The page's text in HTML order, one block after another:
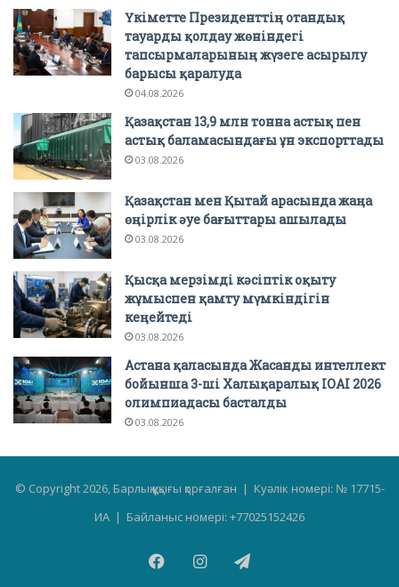
Үкіметте Президенттің отандық
тауарды қолдау жөніндегі
тапсырмаларының жүзеге асырылу
барысы қаралуда
04.08.2026
Қазақстан 13,9 млн тонна астық пен
астық баламасындағы ұн экспорттады
03.08.2026
Қазақстан мен Қытай арасында жаңа
өңірлік әуе бағыттары ашылады
03.08.2026
Қысқа мерзімді кәсіптік оқыту
жұмыспен қамту мүмкіндігін
кеңейтеді
03.08.2026
Астана қаласында Жасанды интеллект
бойынша 3-ші Халықаралық IOAI 2026
олимпиадасы басталды
03.08.2026
© Copyright 2026, Барлық құқығы қорғалған | Куәлік номері: № 17715-
ИА | Байланыс номері: +77025152426
FacebookInstagramTelegram